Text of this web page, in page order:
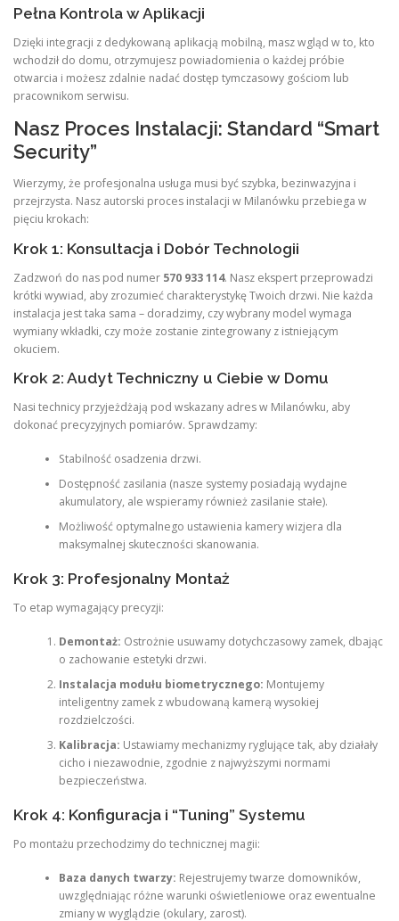
Pełna Kontrola w Aplikacji
Dzięki integracji z dedykowaną aplikacją mobilną, masz wgląd w to, kto
wchodził do domu, otrzymujesz powiadomienia o każdej próbie
otwarcia i możesz zdalnie nadać dostęp tymczasowy gościom lub
pracownikom serwisu.
Nasz Proces Instalacji: Standard “Smart
Security”
Wierzymy, że profesjonalna usługa musi być szybka, bezinwazyjna i
przejrzysta. Nasz autorski proces instalacji w Milanówku przebiega w
pięciu krokach:
Krok 1: Konsultacja i Dobór Technologii
Zadzwoń do nas pod numer 570 933 114. Nasz ekspert przeprowadzi
krótki wywiad, aby zrozumieć charakterystykę Twoich drzwi. Nie każda
instalacja jest taka sama – doradzimy, czy wybrany model wymaga
wymiany wkładki, czy może zostanie zintegrowany z istniejącym
okuciem.
Krok 2: Audyt Techniczny u Ciebie w Domu
Nasi technicy przyjeżdżają pod wskazany adres w Milanówku, aby
dokonać precyzyjnych pomiarów. Sprawdzamy:
Stabilność osadzenia drzwi.
Dostępność zasilania (nasze systemy posiadają wydajne
akumulatory, ale wspieramy również zasilanie stałe).
Możliwość optymalnego ustawienia kamery wizjera dla
maksymalnej skuteczności skanowania.
Krok 3: Profesjonalny Montaż
To etap wymagający precyzji:
Demontaż: Ostrożnie usuwamy dotychczasowy zamek, dbając
o zachowanie estetyki drzwi.
Instalacja modułu biometrycznego: Montujemy
inteligentny zamek z wbudowaną kamerą wysokiej
rozdzielczości.
Kalibracja: Ustawiamy mechanizmy ryglujące tak, aby działały
cicho i niezawodnie, zgodnie z najwyższymi normami
bezpieczeństwa.
Krok 4: Konfiguracja i “Tuning” Systemu
Po montażu przechodzimy do technicznej magii:
Baza danych twarzy: Rejestrujemy twarze domowników,
uwzględniając różne warunki oświetleniowe oraz ewentualne
zmiany w wyglądzie (okulary, zarost).